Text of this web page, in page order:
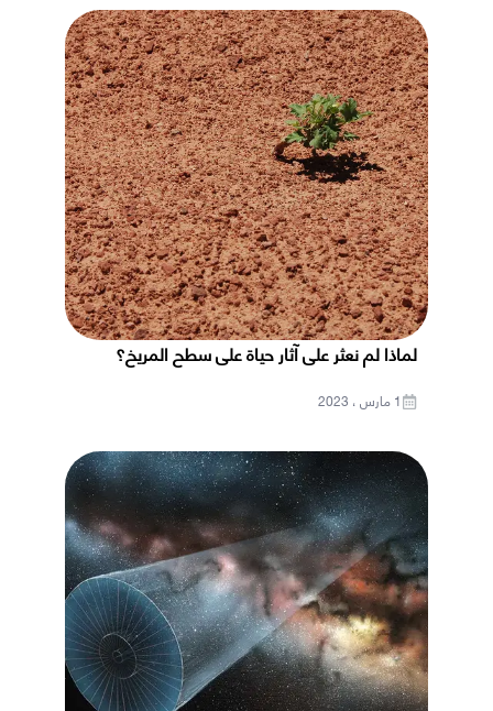
لماذا لم نعثر على آثار حياة على سطح المريخ؟
1 مارس ، 2023